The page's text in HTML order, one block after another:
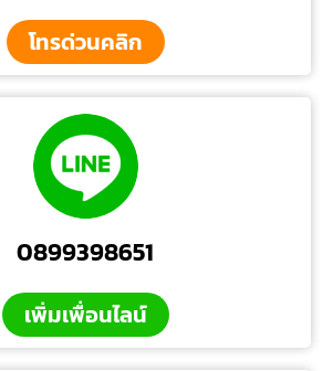
โทรด่วนคลิก
0899398651
เพิ่มเพื่อนไลน์